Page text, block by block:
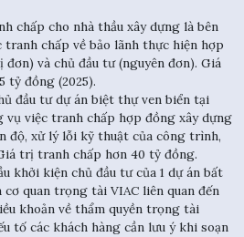
chấp cho nhà thầu xây dựng là bên
chấp về bảo lãnh thực hiện hợp
và chủ đầu tư (nguyên đơn). Giá
tỷ đồng (2025).
đầu tư dự án biệt thự ven biển tại
việc tranh chấp hợp đồng xây dựng
độ, xử lý lỗi kỹ thuật của công trình,
trị tranh chấp hơn 40 tỷ đồng.
khởi kiện chủ đầu tư của 1 dự án bất
quan trọng tài VIAC liên quan đến
khoản về thẩm quyền trọng tài
tố các khách hàng cần lưu ý khi soạn